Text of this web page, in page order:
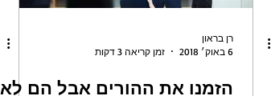
רן בראון
6 באוק׳ 2018
זמן קריאה 3 דקות
הזמנו את ההורים אבל הם לא